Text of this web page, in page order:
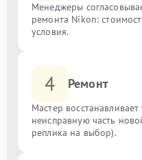
Менеджеры
ремонта Nikon:
условия.
4 Ремонт
Мастер
неисправную часть
реплика на выбор).